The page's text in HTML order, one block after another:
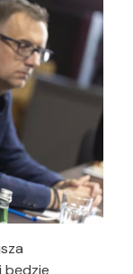
będzie